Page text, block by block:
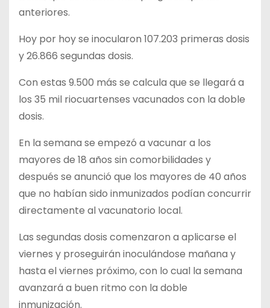
anteriores.
Hoy por hoy se inocularon 107.203 primeras dosis
y 26.866 segundas dosis.
Con estas 9.500 más se calcula que se llegará a
los 35 mil riocuartenses vacunados con la doble
dosis.
En la semana se empezó a vacunar a los
mayores de 18 años sin comorbilidades y
después se anunció que los mayores de 40 años
que no habían sido inmunizados podían concurrir
directamente al vacunatorio local.
Las segundas dosis comenzaron a aplicarse el
viernes y proseguirán inoculándose mañana y
hasta el viernes próximo, con lo cual la semana
avanzará a buen ritmo con la doble
inmunización.